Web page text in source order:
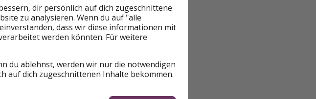
dir persönlich auf dich zugeschnittene
zu analysieren. Wenn du auf "alle
dass wir diese informationen mit
werden könnten. Für weitere
du ablehnst, werden wir nur die notwendigen
auf dich zugeschnittenen Inhalte bekommen.